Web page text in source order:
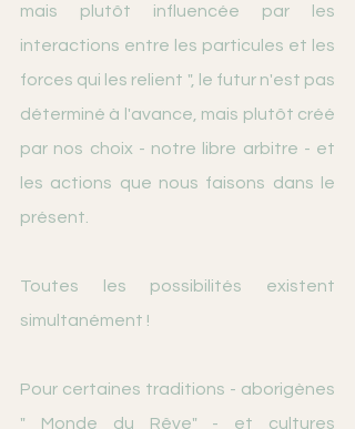
mais plutôt influencée par les
interactions entre les particules et les
forces qui les relient ", le futur n'est pas
déterminé à l'avance, mais plutôt créé
par nos choix - notre libre arbitre - et
les actions que nous faisons dans le
présent.
Toutes les possibilités existent
simultanément !
Pour certaines traditions - aborigènes
" Monde du Rêve" - et cultures